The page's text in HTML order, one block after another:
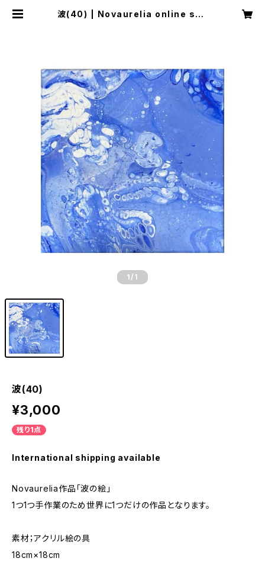
波(40) | Novaurelia online sho
1 /1
波(40)
¥3,000
残り1点
International shipping available
Novaurelia作品「波の絵」
1つ1つ手作業のため世界に1つだけの作品となります。
素材；アクリル絵の具
18cm×18cm